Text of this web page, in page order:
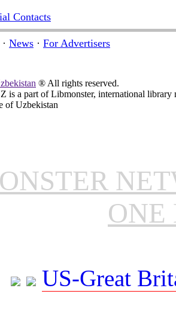
Contacts
· News · For Advertisers
® All rights reserved.
is a part of Libmonster, international library
of Uzbekistan
ONE
US-Great